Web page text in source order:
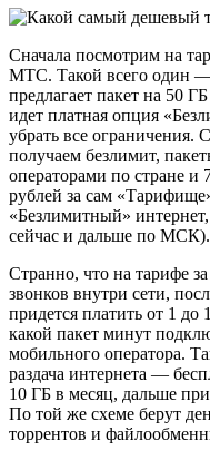
Сначала посмотрим на
МТС. Такой всего один
предлагает пакет на 50
идет платная опция
убрать все
получаем безлимит,
операторами по стране и
рублей за сам
«Безлимитный»
сейчас и дальше по МСК).
Странно, что на тарифе
звонков внутри сети,
придется платить от 1 до
какой пакет минут
мобильного оператора.
раздача интернета —
10 ГБ в месяц, дальше
По той же схеме берут
торрентов и